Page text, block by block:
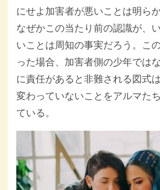
にせよ加害者が悪いことは明ら
なぜかこの当たり前の認識が、
いことは周知の事実だろう。こ
った場合、加害者側の少年では
に責任があると非難される図式
変わっていないことをアルマた
ている。